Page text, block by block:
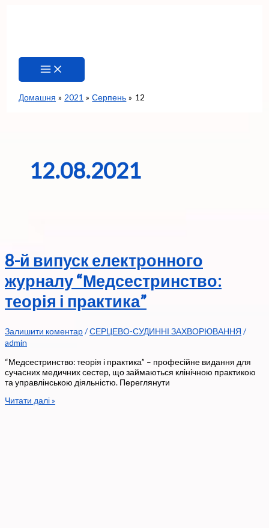
Домашня 2021 Серпень 12
12.08.2021
8-й випуск електронного
журналу “Медсестринство:
теорія і практика”
Залишити коментар/СЕРЦЕВО-СУДИННІ ЗАХВОРЮВАННЯ /
admin
“Медсестринство: теорія і практика” – професійне видання для
сучасних медичних сестер, що займаються клінічною практикою
та управлінською діяльністю. Переглянути
8-
Читати далі »